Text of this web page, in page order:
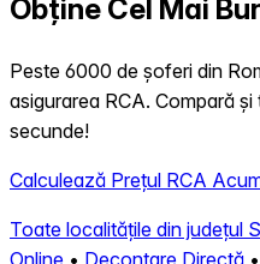
Obține Cel Mai
Peste 6000 de șoferi din
asigurarea RCA. Compară
secunde!
Calculează Prețul RCA
Toate localitățile din județul